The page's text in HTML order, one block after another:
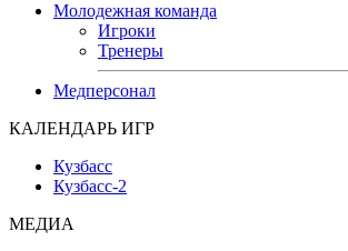
Молодежная команда
Игроки
Тренеры
Медперсонал
КАЛЕНДАРЬ ИГР
Кузбасс
Кузбасс-2
МЕДИА